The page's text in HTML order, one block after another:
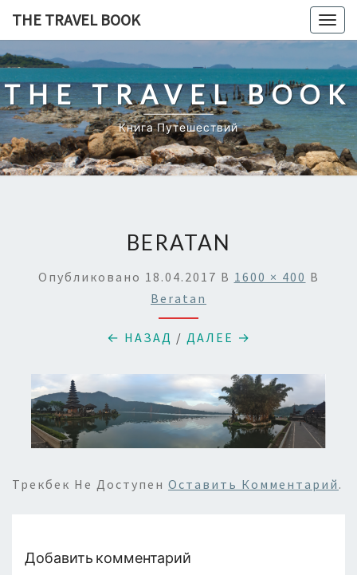
содержимому
THE TRAVEL BOOK
THE TRAVEL BOOK
Книга Путешествий
BERATAN
Опубликовано 18.04.2017 В 1600 × 400 В
Beratan
← НАЗАД / ДАЛЕЕ →
Трекбек Не Доступен Оставить Комментарий .
Добавить комментарий